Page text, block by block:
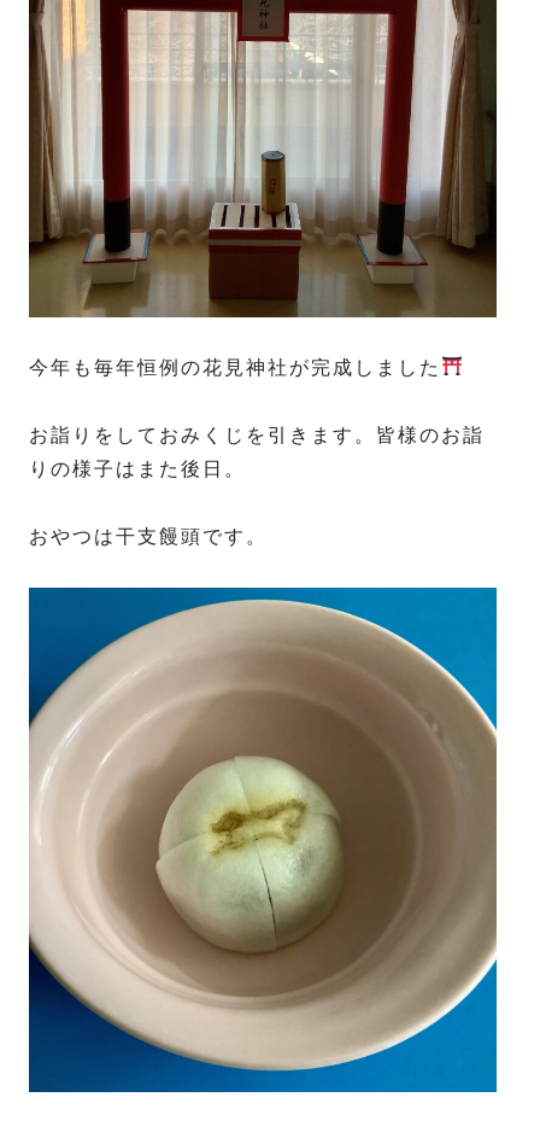
今年も毎年恒例の花見神社が完成しました
お詣りをしておみくじを引きます。皆様のお詣
りの様子はまた後日。
おやつは干支饅頭です。